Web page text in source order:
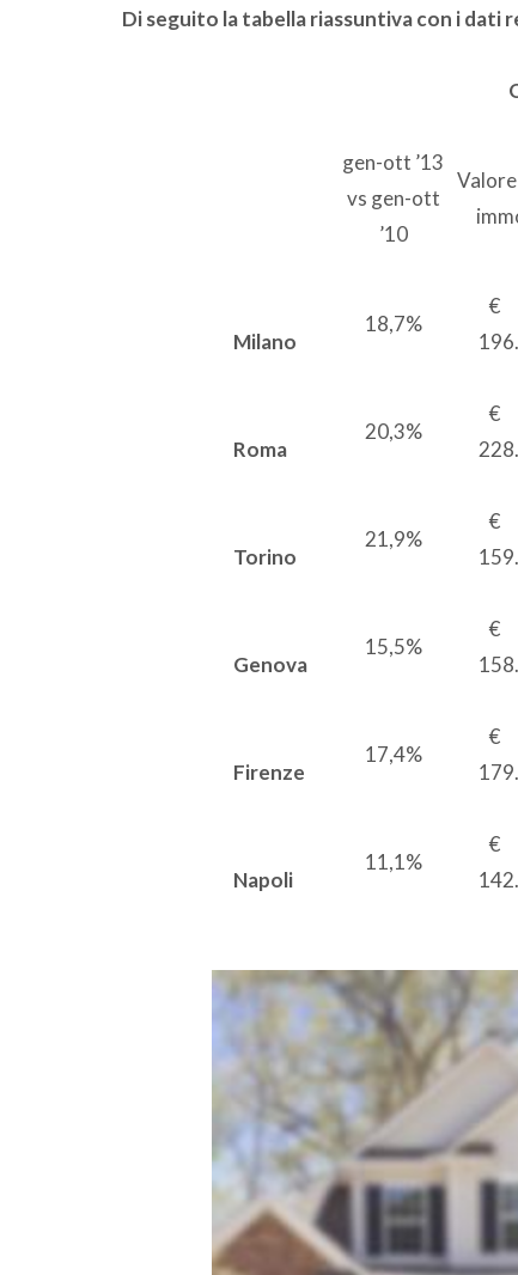
Di seguito la tabella riassuntiva con i dati
gen-ott ’13
vs gen-ott
’10
Milano
18,7%
Roma
20,3%
Torino
21,9%
Genova
15,5%
Firenze
17,4%
Napoli
11,1%